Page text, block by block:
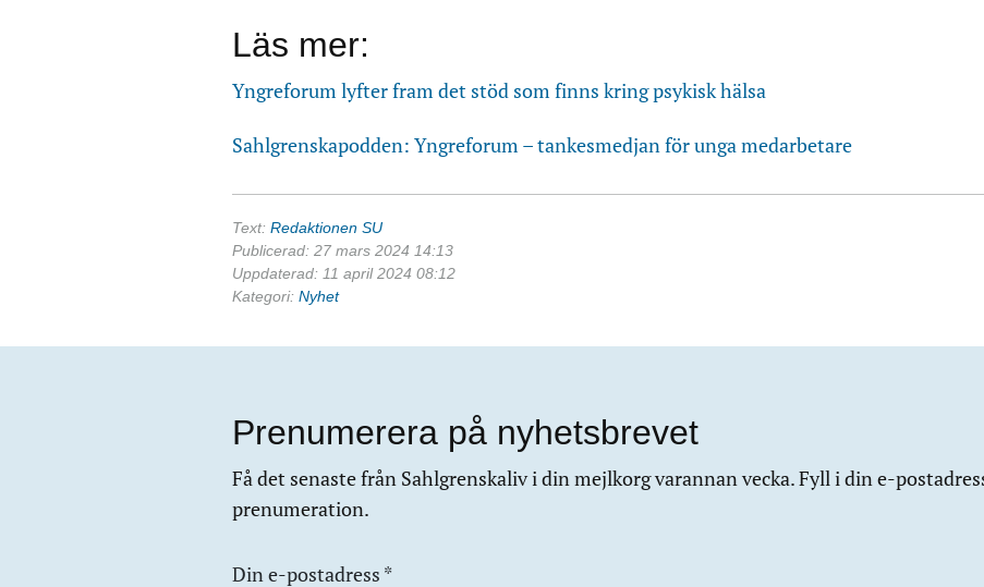
Läs mer:
Yngreforum lyfter fram det stöd som finns kring psykisk hälsa
Sahlgrenskapodden: Yngreforum – tankesmedjan för unga medarbetare
Text: Redaktionen SU
Publicerad: 27 mars 2024 14:13
Uppdaterad: 11 april 2024 08:12
Kategori: Nyhet
Prenumerera på nyhetsbrevet
Få det senaste från Sahlgrenskaliv i din mejlkorg varannan vecka. Fyll i din e-
prenumeration.
Din e-postadress *